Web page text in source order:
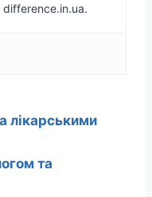
difference.in.ua.
лікарськими
та